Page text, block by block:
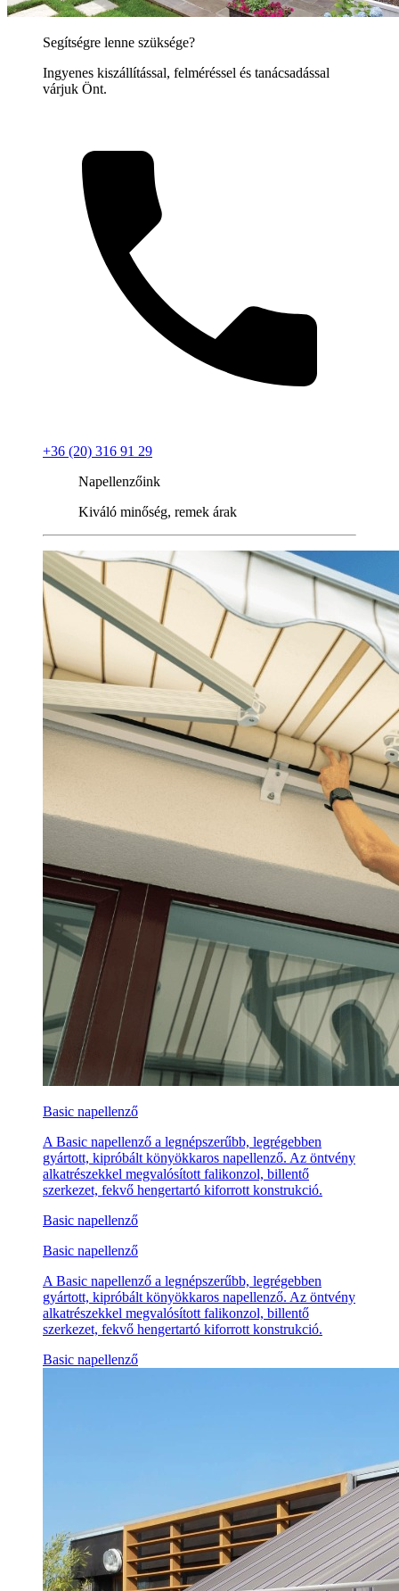
Segítségre lenne szüksége?
Ingyenes kiszállítással, felméréssel és tanácsadással
várjuk Önt.
+36 (20) 316 91 29
Napellenzőink
Kiváló minőség, remek árak
Basic napellenző
A Basic napellenző a legnépszerűbb, legrégebben
gyártott, kipróbált könyökkaros napellenző. Az öntvény
alkatrészekkel megvalósított falikonzol, billentő
szerkezet, fekvő hengertartó kiforrott konstrukció.
Basic napellenző
Basic napellenző
A Basic napellenző a legnépszerűbb, legrégebben
gyártott, kipróbált könyökkaros napellenző. Az öntvény
alkatrészekkel megvalósított falikonzol, billentő
szerkezet, fekvő hengertartó kiforrott konstrukció.
Basic napellenző